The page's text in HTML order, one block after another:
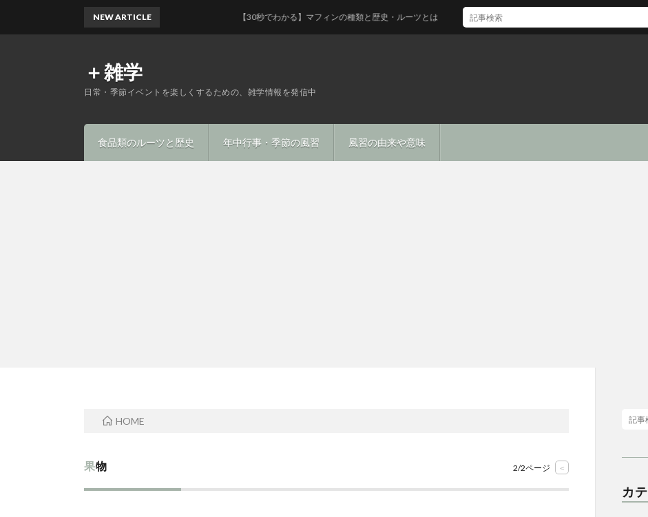
＋雑学
日常・季節イベントを楽しくするための、雑学情報を発信中
食品類のルーツと歴史 年中行事・季節の風習 風習の由来や意味
NEW ARTICLE 【30秒でわかる】マフィンの種類と歴史・ルーツとは
HOME
果物 2/2ページ <
カ